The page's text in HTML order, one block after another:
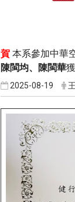
賀 本系參加中華
陳閩均、陳閩華
2025-08-19